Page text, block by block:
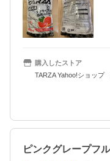
購入したストア
TARZA Yahoo!ショップ
ピンクグレープフ